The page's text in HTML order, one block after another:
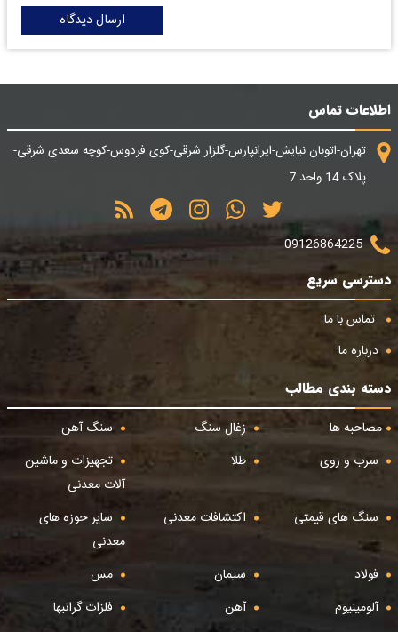
ارسال دیدگاه
اطلاعات تماس
تهران-اتوبان نیایش-ایرانپارس-گلزار شرقی-کوی فردوس-کوچه سعدی شرقی-
پلاک 14 واحد 7
09126864225
دسترسی سریع
تماس با ما
درباره ما
دسته بندی مطالب
مصاحبه ها
زغال سنگ
سنگ آهن
سرب و روی
طلا
تجهیزات و ماشین
آلات معدنی
سنگ های قیمتی
اکتشافات معدنی
سایر حوزه های
معدنی
فولاد
سیمان
مس
آلومینیوم
آهن
فلزات گرانبها